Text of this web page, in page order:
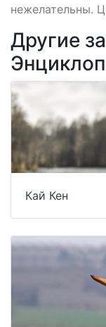
нежелательны.
Другие
Кай Кен